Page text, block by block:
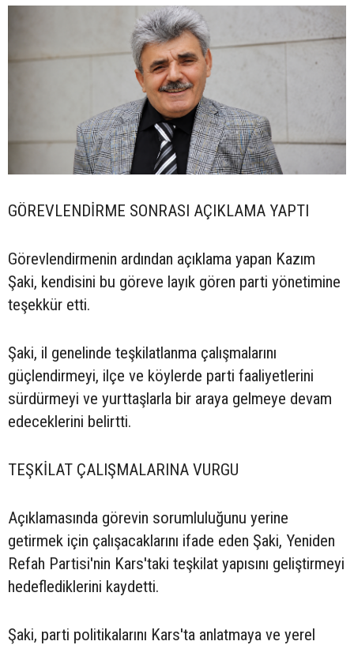
GÖREVLENDİRME SONRASI AÇIKLAMA YAPTI
Görevlendirmenin ardından açıklama yapan Kazım
Şaki, kendisini bu göreve layık gören parti yönetimine
teşekkür etti.
Şaki, il genelinde teşkilatlanma çalışmalarını
güçlendirmeyi, ilçe ve köylerde parti faaliyetlerini
sürdürmeyi ve yurttaşlarla bir araya gelmeye devam
edeceklerini belirtti.
TEŞKİLAT ÇALIŞMALARINA VURGU
Açıklamasında görevin sorumluluğunu yerine
getirmek için çalışacaklarını ifade eden Şaki, Yeniden
Refah Partisi'nin Kars'taki teşkilat yapısını geliştirmeyi
hedeflediklerini kaydetti.
Şaki, parti politikalarını Kars'ta anlatmaya ve yerel